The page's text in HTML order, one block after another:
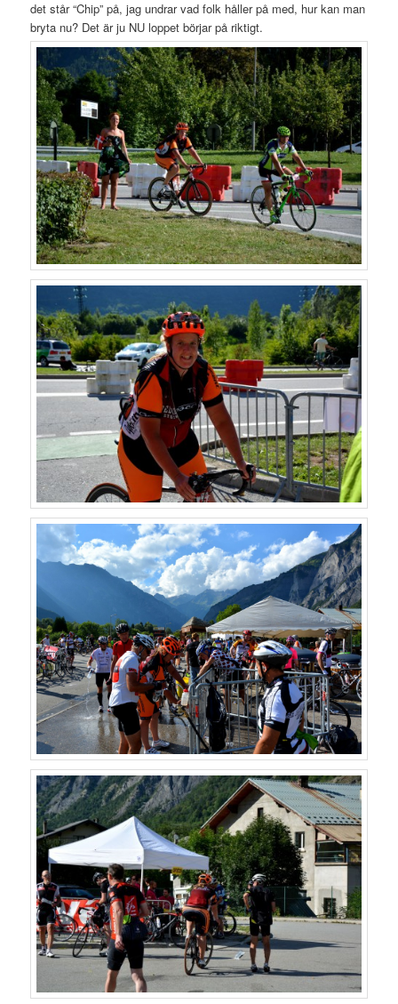
det står “Chip” på, jag undrar vad folk håller på med, hur kan man
bryta nu? Det är ju NU loppet börjar på riktigt.